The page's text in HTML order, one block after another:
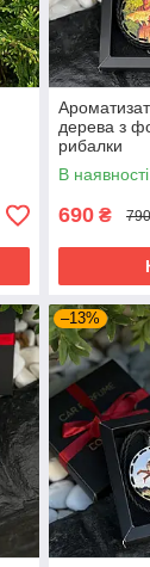
дерева з
рибалки
В наявності
690 ₴
–13%